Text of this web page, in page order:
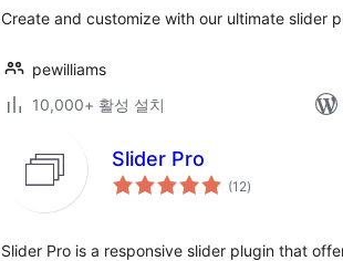
Create and customize with our ultimate slider
pewilliams
10,000+ 활성 설치
Slider Pro
(12전
체)
Slider Pro is a responsive slider plugin that